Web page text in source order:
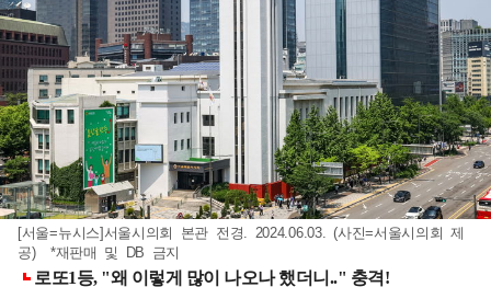
[서울=뉴시스]서울시의회 본관 전경. 2024.06.03. (사진=서울시의회 제
공) *재판매 및 DB 금지